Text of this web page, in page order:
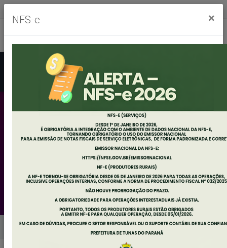
PORTAL DA
ASSISTÊNCIA
SOCIAL
Home Portal da Assistência Social
NFS-e ×